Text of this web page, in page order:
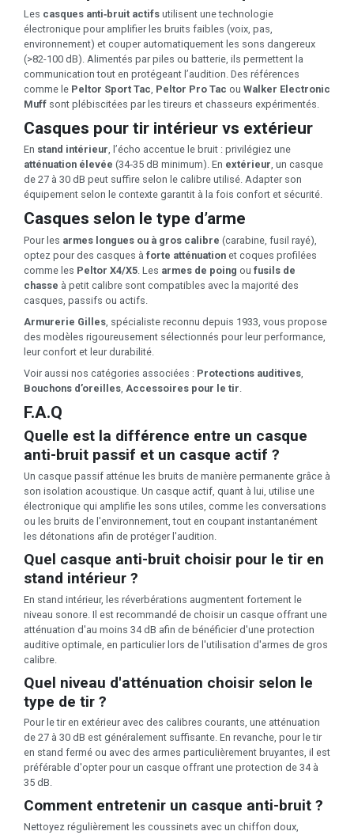
Les casques anti‑bruit actifs utilisent une technologie
électronique pour amplifier les bruits faibles (voix, pas,
environnement) et couper automatiquement les sons dangereux
(>82-100 dB). Alimentés par piles ou batterie, ils permettent la
communication tout en protégeant l’audition. Des références
comme le Peltor Sport Tac Peltor Pro Tac ou Walker Electronic
Muff sont plébiscitées par les tireurs et chasseurs expérimentés.
Casques pour tir intérieur vs extérieur
En stand intérieur, l’écho accentue le bruit : privilégiez une
atténuation élevée (34‑35 dB minimum). En extérieur, un casque
de 27 à 30 dB peut suffire selon le calibre utilisé. Adapter son
équipement selon le contexte garantit à la fois confort et sécurité.
Casques selon le type d’arme
Pour les armes longues ou à gros calibre (carabine, fusil rayé),
optez pour des casques à forte atténuation et coques profilées
comme les Peltor X4/X5. Les armes de poing ou fusils de
chasse à petit calibre sont compatibles avec la majorité des
casques, passifs ou actifs.
Armurerie Gilles, spécialiste reconnu depuis 1933, vous propose
des modèles rigoureusement sélectionnés pour leur performance,
leur confort et leur durabilité.
Voir aussi nos catégories associées : Protections auditives,
Bouchons d’oreilles, Accessoires pour le tir.
F.A.Q
Quelle est la différence entre un casque
anti-bruit passif et un casque actif ?
Un casque passif atténue les bruits de manière permanente grâce à
son isolation acoustique. Un casque actif, quant à lui, utilise une
électronique qui amplifie les sons utiles, comme les conversations
ou les bruits de l'environnement, tout en coupant instantanément
les détonations afin de protéger l'audition.
Quel casque anti-bruit choisir pour le tir en
stand intérieur ?
En stand intérieur, les réverbérations augmentent fortement le
niveau sonore. Il est recommandé de choisir un casque offrant une
atténuation d'au moins 34 dB afin de bénéficier d'une protection
auditive optimale, en particulier lors de l'utilisation d'armes de gros
calibre.
Quel niveau d'atténuation choisir selon le
type de tir ?
Pour le tir en extérieur avec des calibres courants, une atténuation
de 27 à 30 dB est généralement suffisante. En revanche, pour le tir
en stand fermé ou avec des armes particulièrement bruyantes, il est
préférable d'opter pour un casque offrant une protection de 34 à
35 dB.
Comment entretenir un casque anti-bruit ?
Nettoyez régulièrement les coussinets avec un chiffon doux,